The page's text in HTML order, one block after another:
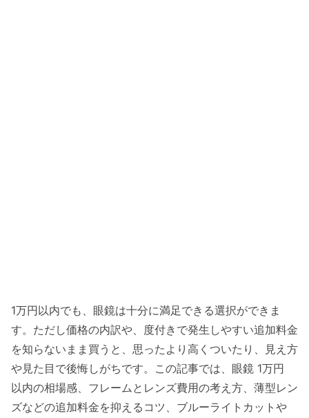
1万円以内でも、眼鏡は十分に満足できる選択ができま
す。ただし価格の内訳や、度付きで発生しやすい追加料金
を知らないまま買うと、思ったより高くついたり、見え方
や見た目で後悔しがちです。この記事では、眼鏡 1万円
以内の相場感、フレームとレンズ費用の考え方、薄型レン
ズなどの追加料金を抑えるコツ、ブルーライトカットや